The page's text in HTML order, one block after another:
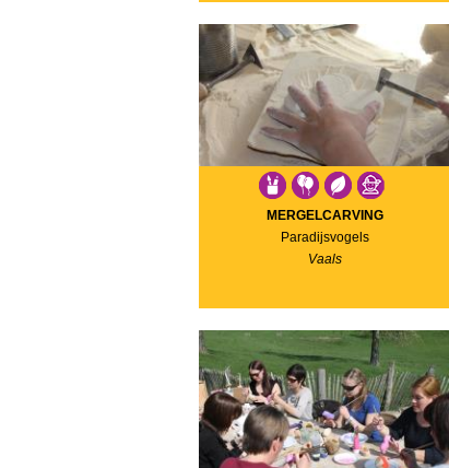
MERGELCARVING
Paradijsvogels
Vaals